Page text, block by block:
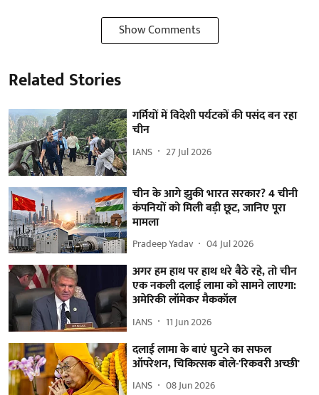
Show Comments
Related Stories
गर्मियों में विदेशी पर्यटकों की पसंद बन रहा
चीन
IANS 27 Jul 2026
चीन के आगे झुकी भारत सरकार? 4 चीनी
कंपनियों को मिली बड़ी छूट, जानिए पूरा
मामला
Pradeep Yadav 04 Jul 2026
अगर हम हाथ पर हाथ धरे बैठे रहे, तो चीन
एक नकली दलाई लामा को सामने लाएगा:
अमेरिकी लॉमेकर मैककॉल
IANS 11 Jun 2026
दलाई लामा के बाएं घुटने का सफल
ऑपरेशन, चिकित्सक बोले-'रिकवरी अच्छी'
IANS 08 Jun 2026